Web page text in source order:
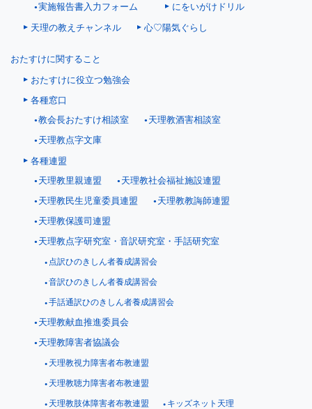
実施報告書入力フォーム
にをいがけドリル
天理の教えチャンネル
心♡陽気ぐらし
おたすけに関すること
おたすけに役立つ勉強会
各種窓口
教会長おたすけ相談室 天理教酒害相談室
天理教点字文庫
各種連盟
天理教里親連盟 天理教社会福祉施設連盟
天理教民生児童委員連盟 天理教教誨師連盟
天理教保護司連盟
天理教点字研究室・音訳研究室・手話研究室
点訳ひのきしん者養成講習会
音訳ひのきしん者養成講習会
手話通訳ひのきしん者養成講習会
天理教献血推進委員会
天理教障害者協議会
天理教視力障害者布教連盟
天理教聴力障害者布教連盟
天理教肢体障害者布教連盟 キッズネット天理